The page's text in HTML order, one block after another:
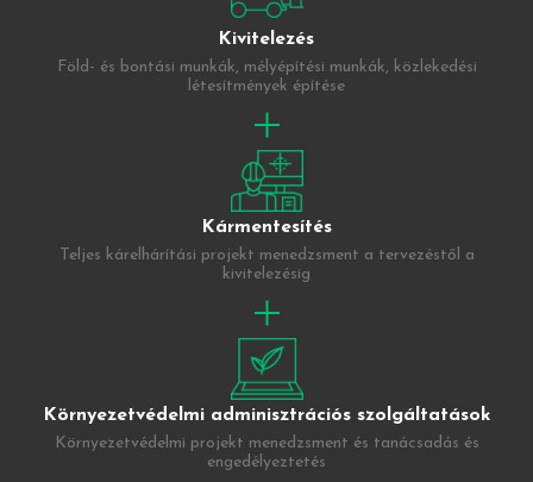
Kivitelezés
Föld- és bontási munkák, mélyépítési munkák, közlekedési
létesítmények építése
Kármentesítés
Teljes kárelhárítási projekt menedzsment a tervezéstől a
kivitelezésig
Környezetvédelmi adminisztrációs szolgáltatások
Környezetvédelmi projekt menedzsment és tanácsadás és
engedélyeztetés